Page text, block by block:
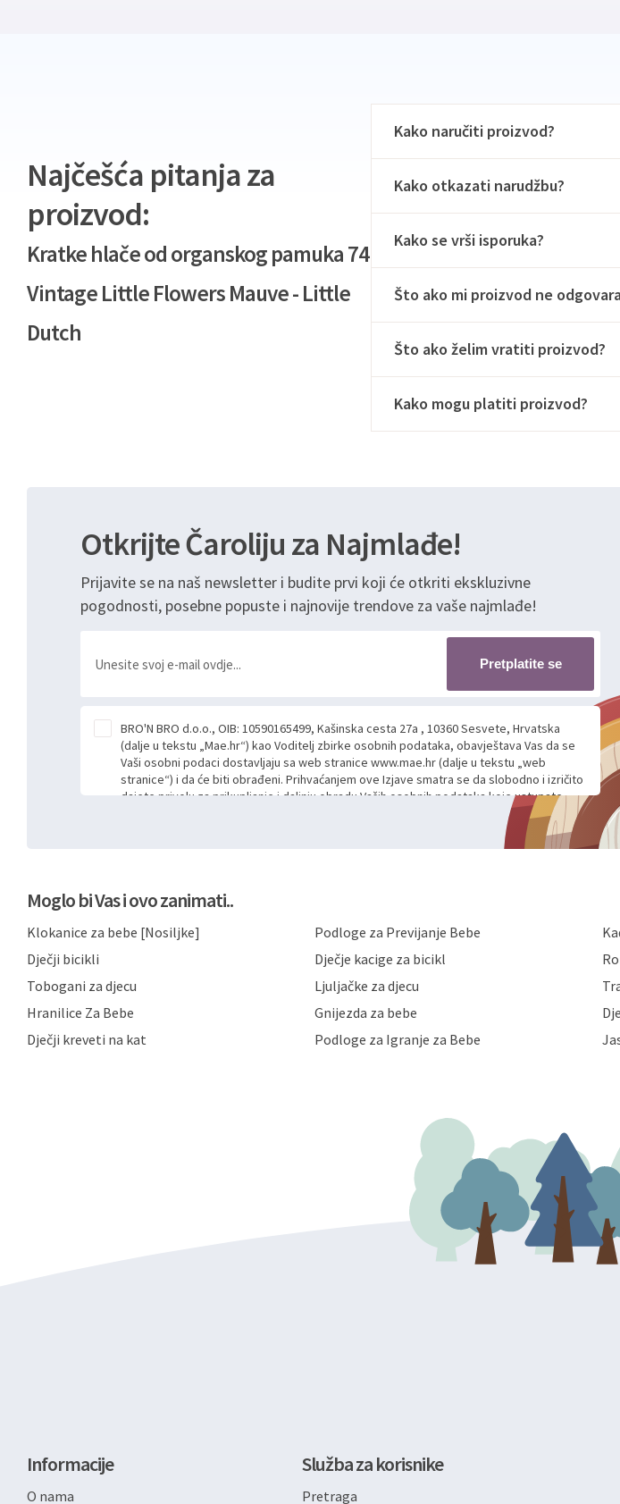
Najčešća pitanja za
proizvod:
Kratke hlače od organskog pamuka 74
Vintage Little Flowers Mauve - Little
Dutch
Kako naručiti proizvod?
Kako otkazati narudžbu?
Kako se vrši isporuka?
Što ako mi proizvod ne
Što ako želim vratiti proizvod?
Kako mogu platiti proizvod?
Otkrijte Čaroliju za Najmlađe!
Prijavite se na naš newsletter i budite prvi koji će otkriti ekskluzivne
pogodnosti, posebne popuste i najnovije trendove za vaše najmlađe!
Pretplatite se
BRO'N BRO d.o.o., OIB: 10590165499, Kašinska cesta 27a , 10360 Sesvete, Hrvatska
(dalje u tekstu „Mae.hr“) kao Voditelj zbirke osobnih podataka, obavještava Vas da se
Vaši osobni podaci dostavljaju sa web stranice www.mae.hr (dalje u tekstu „web
stranice“) i da će biti obrađeni. Prihvaćanjem ove Izjave smatra se da slobodno i izričito
dajete privolu za prikupljanje i daljnju obradu Vaših osobnih podataka koje ustupate
Mae.hr putem ovih web stranica u svrhu odgovora i daljnje komunikacije na Vaš upit
poslan kroz kontakt obrazac. Radi se o dobrovoljnom davanju podataka te ovu Izjavu
niste dužni prihvatiti odnosno niste dužni unositi svoje osobne podatke u jednu od
možete pročitati ovdje, sukladno Politici privatnosti i kolačića koju možete pročitati
primjenu odgovarajućih tehničkih i sigurnosnih mjera zaštite osobnih podataka od
privatnost svojih korisnika i posjetitelja web stranica, čuva povjerljivost Vaših osobnih
podataka te omogućava pristup i priopćavanje osobnih podataka samo onim svojim
trećim osobama samo u slučajevima koji su dozvoljeni zakonima. Napominjemo da
možete u svako doba, u potpunosti ili djelomice, bez naknade i objašnjenja odustati od
dane privole i zatražiti prestanak aktivnosti obrade Vaših osobnih podataka. Opoziv
Moglo bi Vas i ovo zanimati..
Klokanice za bebe [Nosiljke] Podloge za Previjanje Bebe
Dječji bicikli
Dječje kacige za bicikl
Tobogani za djecu
Ljuljačke za djecu
Hranilice Za Bebe
Gnijezda za bebe
Dječji kreveti na kat
Podloge za Igranje za Bebe
Informacije
O nama
Služba za korisnike
Pretraga